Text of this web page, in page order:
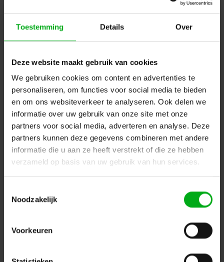
Toestemming Details Over
Deze website maakt gebruik van cookies
We gebruiken cookies om content en advertenties te
personaliseren, om functies voor social media te bieden
en om ons websiteverkeer te analyseren. Ook delen we
informatie over uw gebruik van onze site met onze
partners voor social media, adverteren en analyse. Deze
partners kunnen deze gegevens combineren met andere
informatie die u aan ze heeft verstrekt of die ze hebben
verzameld op basis van uw gebruik van hun services.
Noodzakelijk
Voorkeuren
combiner | te gebruiken met alle analoge en digitale
Sennheiser draadloze ontvangers | actieve antenne
Sennheiser |390038
Op voorraad levertijd 5 a 7 werkdagen
Login voor prijzen